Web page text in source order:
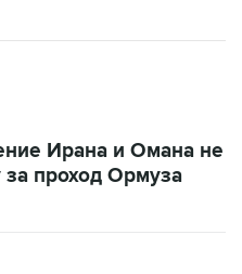
Ирана и Омана не
за проход Ормуза